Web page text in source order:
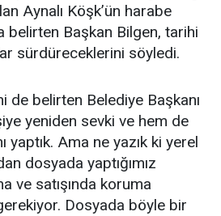
Aynalı Köşk’ün harabe
belirten Başkan Bilgen, tarihi
sürdüreceklerini söyledi.
de belirten Belediye Başkanı
yeniden sevki ve hem de
Ama ne yazık ki yerel
dosyada yaptığımız
ve satışında koruma
Dosyada böyle bir